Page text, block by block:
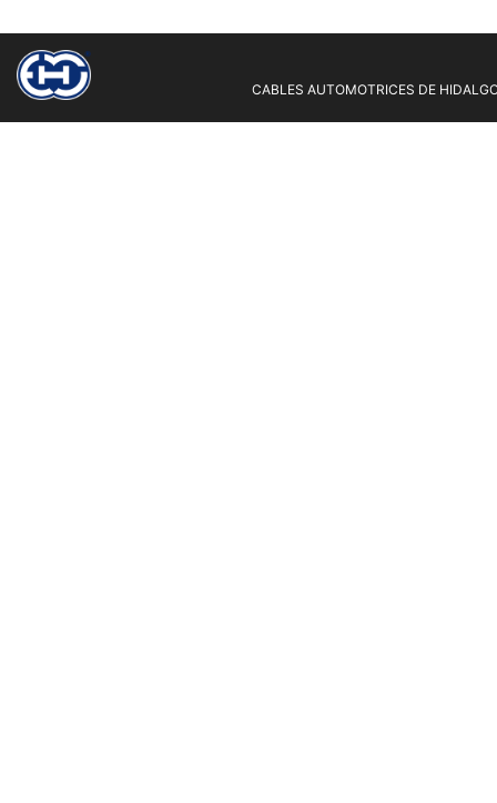
CABLES AUTOMOTRICES DE